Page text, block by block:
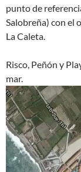
punto de
Salobreña) con el
La Caleta.
Risco, Peñón y
mar.